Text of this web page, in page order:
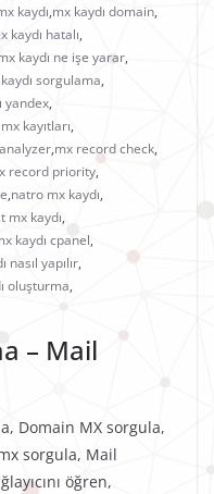
kaydı,mx kaydı domain,
kaydı hatalı,
kaydı ne işe yarar,
sorgulama,
yandex,
mx kayıtları,
,mx record check,
record priority,
,natro mx kaydı,
mx kaydı,
kaydı cpanel,
nasıl yapılır,
oluşturma,
– Mail
Domain MX sorgula,
sorgula, Mail
öğren,